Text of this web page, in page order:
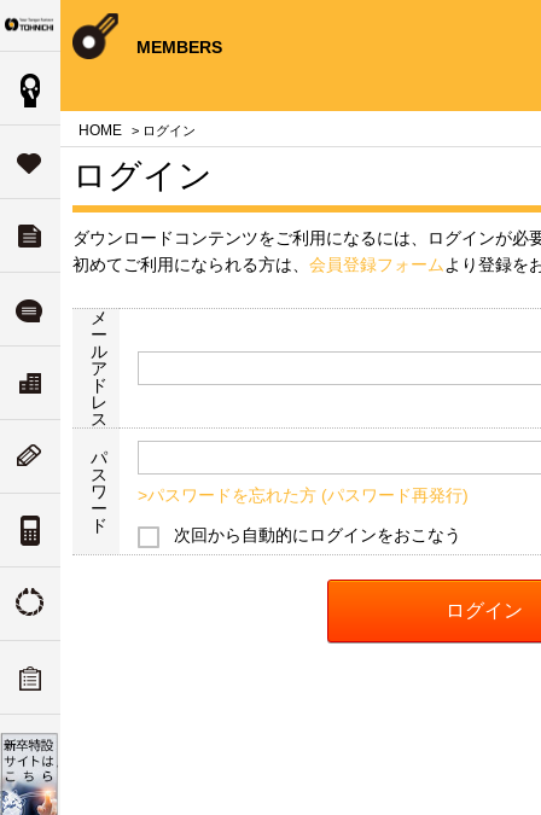
Your Torque Partner TOHNICHI
サポート
ダウンロード
よくある質問
会社案内
ニューストピックス
トルク単位の換算
close
close
close
デ
ツリ
close
て
ティ
close
close
close
MEMBERS
HOME > ログイン
ログイン
ダウンロードコンテンツをご利用になるには、ログインが必
初めてご利用になられる方は、 会員登録フォーム より登録を
メ
ー
ル
ア
ド
レ
ス
パ
ス
ワ
ー
ド
>パスワードを忘れた方 (パスワード再発行)
次回から自動的にログインをおこなう